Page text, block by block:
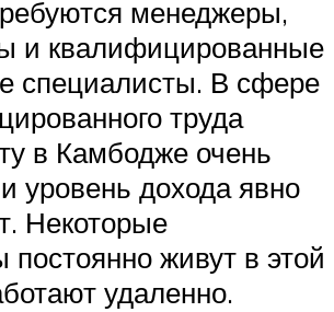
менеджеры,
и квалифицированные
специалисты. В сфере
труда
в Камбодже очень
уровень дохода явно
Некоторые
постоянно живут в этой
удаленно.